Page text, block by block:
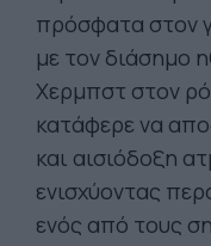
πρόσφατα στον
με τον διάσημο
Χερμπστ στον
κατάφερε να
και αισιόδοξη
ενισχύοντας
ενός από τους